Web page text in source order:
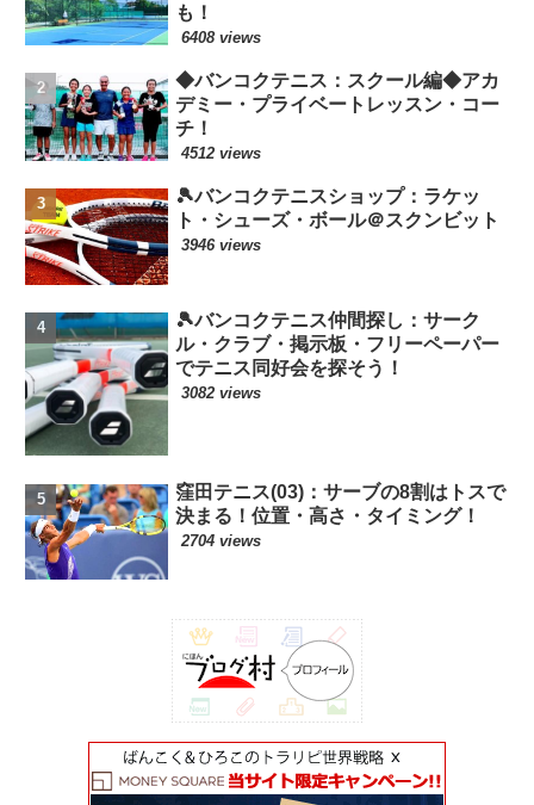
も！
6408 views
◆バンコクテニス：スクール編◆アカ
デミー・プライベートレッスン・コー
チ！
4512 views
🎾バンコクテニスショップ：ラケッ
ト・シューズ・ボール＠スクンビット
3946 views
🎾バンコクテニス仲間探し：サーク
ル・クラブ・掲示板・フリーペーパー
でテニス同好会を探そう！
3082 views
窪田テニス(03)：サーブの8割はトスで
決まる！位置・高さ・タイミング！
2704 views